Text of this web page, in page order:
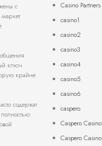
с
ключ
крайне
содержат
Casino Partners
casino1
casino2
casino3
casino4
casino5
casino6
caspero
Caspero Casino
Caspero Casino